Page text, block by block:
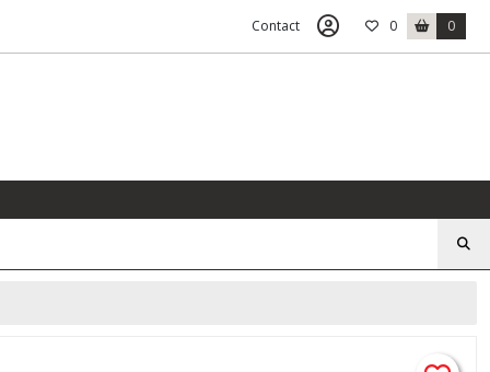
Contact 0 0